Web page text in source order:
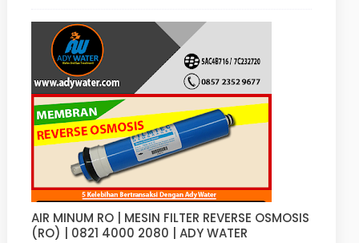
AIR MINUM RO | MESIN FILTER REVERSE OSMOSIS
(RO) | 0821 4000 2080 | ADY WATER